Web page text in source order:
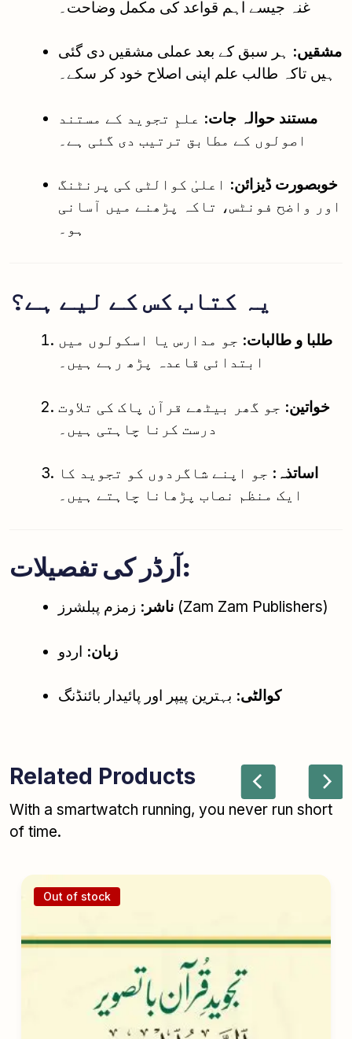
غنہ جیسے اہم قواعد کی مکمل وضاحت۔
مشقیں: ہر سبق کے بعد عملی مشقیں دی گئی
ہیں تاکہ طالب علم اپنی اصلاح خود کر سکے۔
مستند حوالہ جات: علمِ تجوید کے مستند
اصولوں کے مطابق ترتیب دی گئی ہے۔
خوبصورت ڈیزائن: اعلیٰ کوالٹی کی پرنٹنگ
اور واضح فونٹس، تاکہ پڑھنے میں آسانی
ہو۔
یہ کتاب کس کے لیے ہے؟
طلبا و طالبات: جو مدارس یا اسکولوں میں
ابتدائی قاعدہ پڑھ رہے ہیں۔
خواتین: جو گھر بیٹھے قرآن پاک کی تلاوت
درست کرنا چاہتی ہیں۔
اساتذہ: جو اپنے شاگردوں کو تجوید کا
ایک منظم نصاب پڑھانا چاہتے ہیں۔
آرڈر کی تفصیلات:
ناشر: زمزم پبلشرز (Zam Zam Publishers)
زبان: اردو
کوالٹی: بہترین پیپر اور پائیدار بائنڈنگ
Related Products
With a smartwatch running, you never run short
of time.
Out of stock